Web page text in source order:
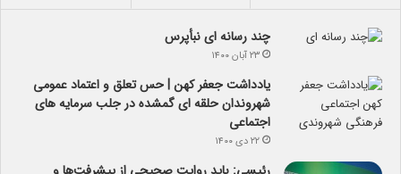
چند رسانه ای نبأپرس
۲۳ آبان ۱۴۰۰
یادداشت جعفر کهن | حس تعلق و اعتماد عمومی
شهروندان حلقه ای گمشده در جلب سرمایه های
اجتماعی
۲۲ دی ۱۴۰۰
رئیسی: باید روایت صحیحی از پیشرفت‌ها و